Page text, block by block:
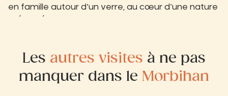
en famille autour d’un verre, au cœur d’une nature
préservée.
Les autres visites à ne pas
manquer dans le Morbihan